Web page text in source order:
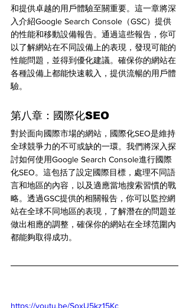
和提供卓越的用戶體驗至關重要。這一章將深
入介紹Google Search Console（GSC）提供
的性能和移動設備報告。通過這些報告，你可
以了解網站在不同設備上的表現，發現可能的
性能問題，並得到優化建議。確保你的網站在
各種設備上都能快速載入，提供流暢的用戶體
驗。
第八章：國際化SEO
對於面向國際市場的網站，國際化SEO是維持
全球競爭力的不可或缺的一環。我們將深入探
討如何使用Google Search Console進行國際
化SEO。這包括了設定國際目標，處理不同語
言和地區的內容，以及適應當地搜索習慣的戰
略。透過GSC提供的相關報告，你可以監控網
站在全球不同地區的表現，了解潛在的問題並
做出相應的調整，確保你的網站在全球范圍內
都能夠取得成功。
https://youtu.be/SoxU5kz15Kc